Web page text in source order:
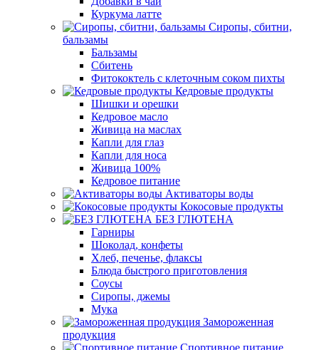
Куркума латте
Сиропы, сбитни,
бальзамы
Бальзамы
Сбитень
Фитококтель с клеточным соком пихты
Кедровые продукты
Шишки и орешки
Кедровое масло
Живица на маслах
Капли для глаз
Капли для носа
Живица 100%
Кедровое питание
Активаторы воды
Кокосовые продукты
БЕЗ ГЛЮТЕНА
Гарниры
Шоколад, конфеты
Хлеб, печенье, флаксы
Блюда быстрого приготовления
Соусы
Сиропы, джемы
Мука
Замороженная
продукция
Спортивное питание